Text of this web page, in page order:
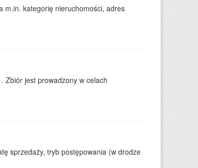
m.in. kategorię nieruchomości, adres
Zbiór jest prowadzony w celach
sprzedaży, tryb postępowania (w drodze